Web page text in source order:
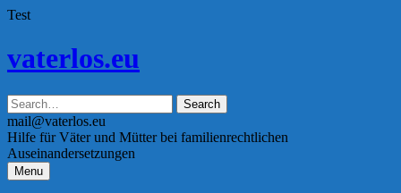
Test
to
vaterlos.eu
mail@vaterlos.eu
Hilfe für Väter und Mütter bei familienrechtlichen
Auseinandersetzungen
Menu